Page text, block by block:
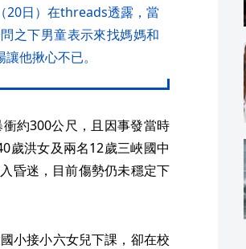
20日）在threads透露，當
之下男童表示來找媽媽和
他揪心不已。
約300公尺，且因事發當時
歲洪女及兩名12歲三峽國中
昏迷，目前傷勢仍未穩定下
小接小六女兒下課，卻在校